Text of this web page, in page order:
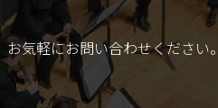
お気軽にお問い合わせください